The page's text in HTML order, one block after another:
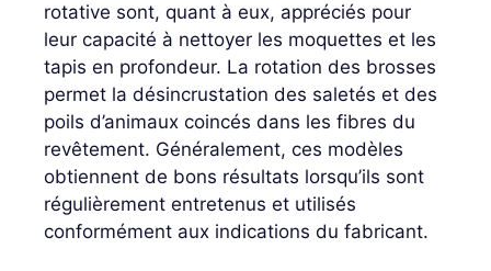
rotative sont, quant à eux, appréciés pour
leur capacité à nettoyer les moquettes et les
tapis en profondeur. La rotation des brosses
permet la désincrustation des saletés et des
poils d’animaux coincés dans les fibres du
revêtement. Généralement, ces modèles
obtiennent de bons résultats lorsqu’ils sont
régulièrement entretenus et utilisés
conformément aux indications du fabricant.